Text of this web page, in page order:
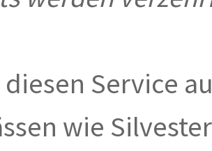
diesen Service
wie